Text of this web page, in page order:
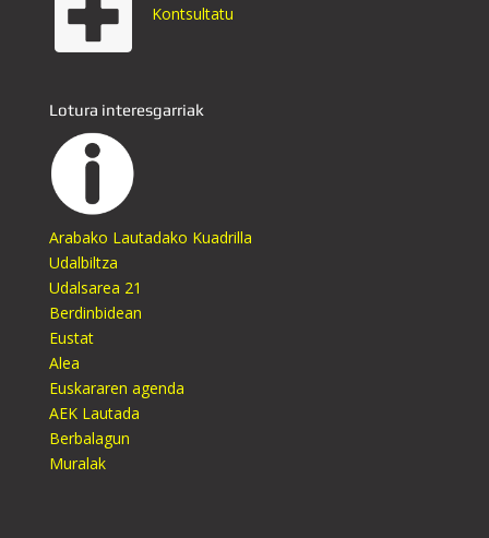
Kontsultatu
Lotura interesgarriak
Arabako Lautadako Kuadrilla
Udalbiltza
Udalsarea 21
Berdinbidean
Eustat
Alea
Euskararen agenda
AEK Lautada
Berbalagun
Muralak